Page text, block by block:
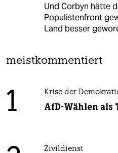
Und Corbyn hätte
Populistenfront
Land besser
meistkommentiert
1 Krise der
AfD-Wählen als
Zivildienst